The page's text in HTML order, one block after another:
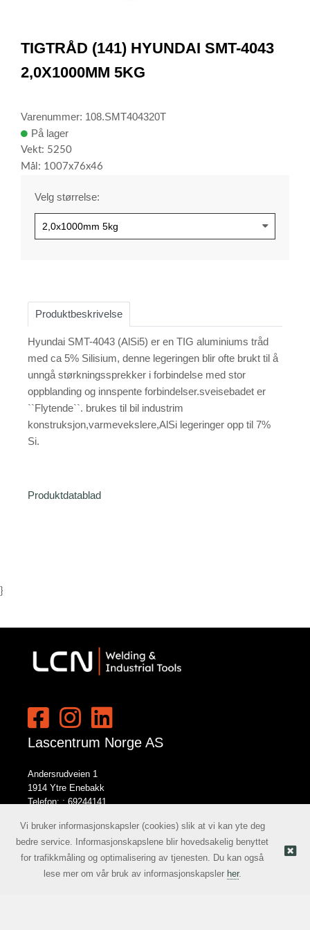
1
TIGTRÅD (141) HYUNDAI SMT-4043
2,0X1000MM 5KG
Varenummer: 108.SMT404320T
På lager
Vekt: 5250
Mål: 1007x76x46
Velg størrelse:
Produktbeskrivelse
Hyundai SMT-4043 (AlSi5) er en TIG aluminiums tråd
med ca 5% Silisium, denne legeringen blir ofte brukt til å
unngå størkningssprekker i forbindelse med stor
oppblanding og innspente forbindelser.sveisebadet er
``Flytende``. brukes til bil industrim
konstruksjon,varmevekslere,AlSi legeringer opp til 7%
Si.
Produktdatablad
}
Lascentrum Norge AS
Andersrudveien 1
1914 Ytre Enebakk
Telefon: :69244141
© Lascentrum Norge AS |Nettbutikk levert av Kréatif
Vi bruker informasjonskapsler (cookies) slik at vi kan yte deg
bedre service. Informasjonskapslene blir hovedsakelig benyttet
for trafikkmåling og optimalisering av tjenesten. Du kan også
lese mer om vår bruk av informasjonskapsler her.